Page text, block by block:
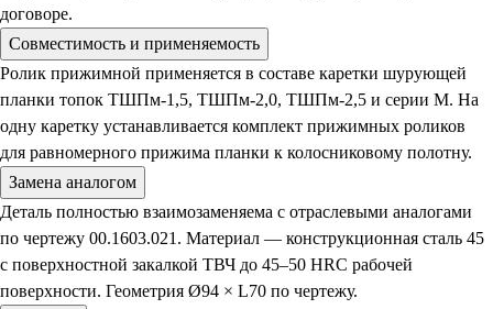
договоре.
Совместимость и применяемость
Ролик прижимной применяется в составе каретки шурующей
планки топок ТШПм-1,5, ТШПм-2,0, ТШПм-2,5 и серии М. На
одну каретку устанавливается комплект прижимных роликов
для равномерного прижима планки к колосниковому полотну.
Замена аналогом
Деталь полностью взаимозаменяема с отраслевыми аналогами
по чертежу 00.1603.021. Материал — конструкционная сталь 45
с поверхностной закалкой ТВЧ до 45–50 HRC рабочей
поверхности. Геометрия Ø94 × L70 по чертежу.